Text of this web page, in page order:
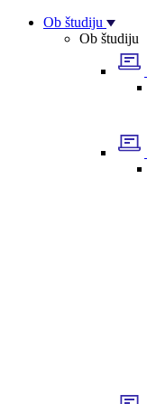
Ob študiju
Ob študiju